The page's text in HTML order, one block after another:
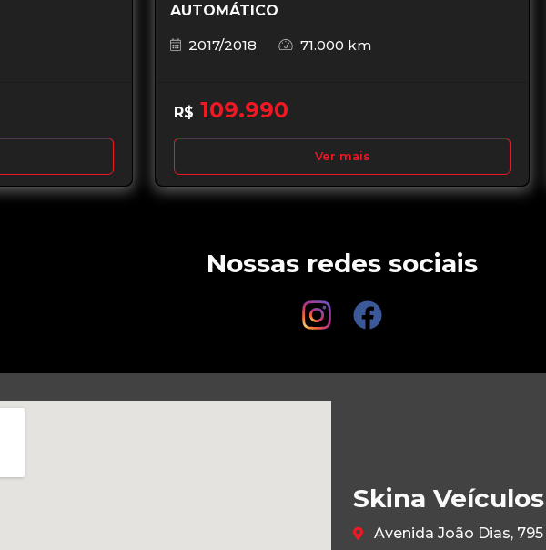
AUTOMÁTICO
2017/2018
71.000 km
R$ 109.990
Ver mais
Nossas redes sociais
Skina Veículos
Avenida João Dias,